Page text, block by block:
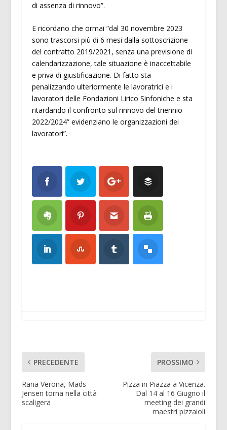
di assenza di rinnovo”.
E ricordano che ormai “dal 30 novembre 2023
sono trascorsi più di 6 mesi dalla sottoscrizione
del contratto 2019/2021, senza una previsione di
calendarizzazione, tale situazione è inaccettabile
e priva di giustificazione. Di fatto sta
penalizzando ulteriormente le lavoratrici e i
lavoratori delle Fondazioni Lirico Sinfoniche e sta
ritardando il confronto sul rinnovo del triennio
2022/2024” evidenziano le organizzazioni dei
lavoratori”.
PRECEDENTE
Rana Verona, Mads
Jensen torna nella città
scaligera
PROSSIMO
Pizza in Piazza a Vicenza.
Dal 14 al 16 Giugno il
meeting dei grandi
maestri pizzaioli